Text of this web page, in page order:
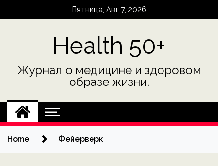
Пятница, Авг 7, 2026
Health 50+
Журнал о медицине и здоровом
образе жизни.
Home Фейерверк